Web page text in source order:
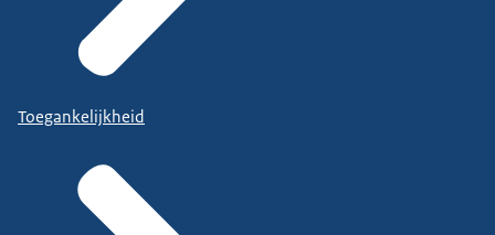
Toegankelijkheid